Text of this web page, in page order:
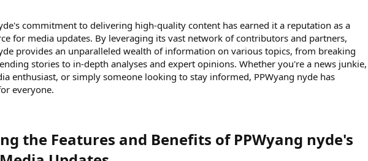
commitment to delivering high-quality content has earned it a reputation as a
for media updates. By leveraging its vast network of contributors and partners,
provides an unparalleled wealth of information on various topics, from breaking
stories to in-depth analyses and expert opinions. Whether you're a news junkie,
enthusiast, or simply someone looking to stay informed, PPWyang nyde has
everyone.
the Features and Benefits of PPWyang nyde's